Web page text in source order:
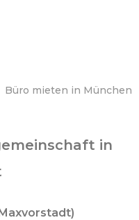
Büro mieten in München
in